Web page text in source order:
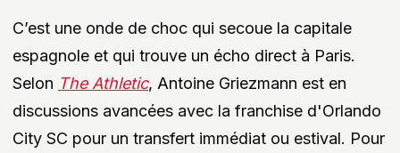
C’est une onde de choc qui secoue la capitale
espagnole et qui trouve un écho direct à Paris.
Selon The Athletic, Antoine Griezmann est en
discussions avancées avec la franchise d'Orlando
City SC pour un transfert immédiat ou estival. Pour